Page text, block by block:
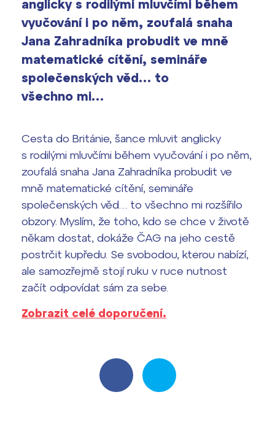
Výsledky 1. kola přijímacího řízení
2026/2027
Europass
Zahraniční stipendia
ČAG studentský
Maturitní témata
Pomoc! Mám problém!
Harmonogram školního roku
Termíny maturit
vyhledávání
Bakaláři
anglicky s rodilými mluvčími během
vyučování i po něm, zoufalá snaha
Jana Zahradníka probudit ve mně
matematické cítění, semináře
společenských věd… to
všechno mi…
Cesta do Británie, šance mluvit anglicky
s rodilými mluvčími během vyučování i po něm,
zoufalá snaha Jana Zahradníka probudit ve
mně matematické cítění, semináře
společenských věd… to všechno mi rozšířilo
obzory. Myslím, že toho, kdo se chce v životě
někam dostat, dokáže ČAG na jeho cestě
postrčit kupředu. Se svobodou, kterou nabízí,
ale samozřejmě stojí ruku v ruce nutnost
začít odpovídat sám za sebe.
Zobrazit celé doporučení.